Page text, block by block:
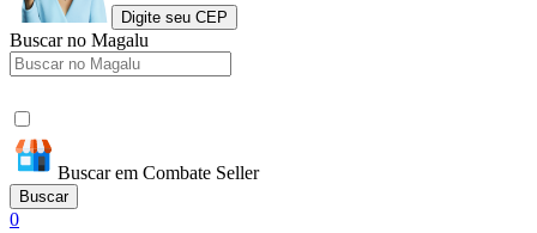
Digite seu CEP
Buscar no Magalu
Buscar em Combate Seller
Buscar
0